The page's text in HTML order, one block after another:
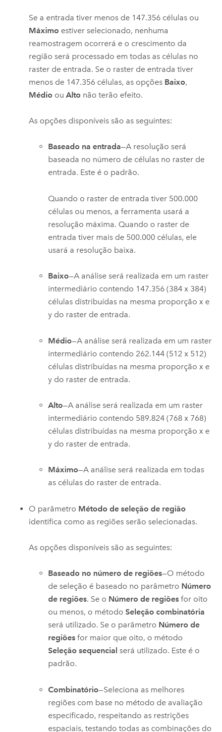
Se a entrada tiver menos de 147.356 células ou
Máximo estiver selecionado, nenhuma
reamostragem ocorrerá e o crescimento da
região será processado em todas as células no
raster de entrada. Se o raster de entrada tiver
menos de 147.356 células, as opções Baixo,
Médio ouAlto não terão efeito.
As opções disponíveis são as seguintes:
Baseado na entrada—A resolução será
baseada no número de células no raster de
entrada. Este é o padrão.
Quando o raster de entrada tiver 500.000
células ou menos, a ferramenta usará a
resolução máxima. Quando o raster de
entrada tiver mais de 500.000 células, ele
usará a resolução baixa.
Baixo—A análise será realizada em um raster
intermediário contendo 147.356 (384 x 384)
células distribuídas na mesma proporção x e
y do raster de entrada.
Médio—A análise será realizada em um raster
intermediário contendo 262.144 (512 x 512)
células distribuídas na mesma proporção x e
y do raster de entrada.
Alto—A análise será realizada em um raster
intermediário contendo 589.824 (768 x 768)
células distribuídas na mesma proporção x e
y do raster de entrada.
Máximo—A análise será realizada em todas
as células do raster de entrada.
O parâmetro Método de seleção de região
identifica como as regiões serão selecionadas.
As opções disponíveis são as seguintes:
Baseado no número de regiões—O método
de seleção é baseado no parâmetro Número
de regiões. Se o Número de regiões for oito
ou menos, o métodoSeleção combinatória
será utilizado. Se o parâmetro Número de
regiões for maior que oito, o método
Seleção sequencial será utilizado. Este é o
padrão.
Combinatório—Seleciona as melhores
regiões com base no método de avaliação
especificado, respeitando as restrições
espaciais, testando todas as combinações do